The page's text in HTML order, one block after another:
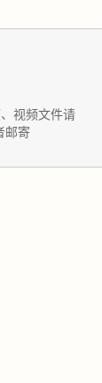
视频文件请
邮寄